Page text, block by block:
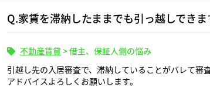
Q.家賃を滞納したままでも引っ越しできま
不動産賃貸 >借主、保証人側の悩み
引越し先の入居審査で、滞納していることがバレて審
アドバイスよろしくお願いします。